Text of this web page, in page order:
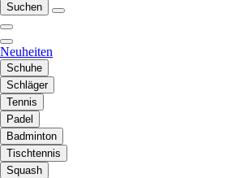
Suchen
Neuheiten
Schuhe
Schläger
Tennis
Padel
Badminton
Tischtennis
Squash